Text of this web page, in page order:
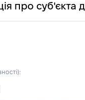
про суб'єкта